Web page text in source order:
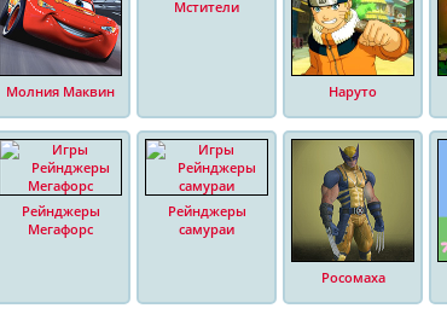
Молния Маквин
Мстители
Наруто
Рейнджеры
Мегафорс
Рейнджеры
самураи
Росомаха